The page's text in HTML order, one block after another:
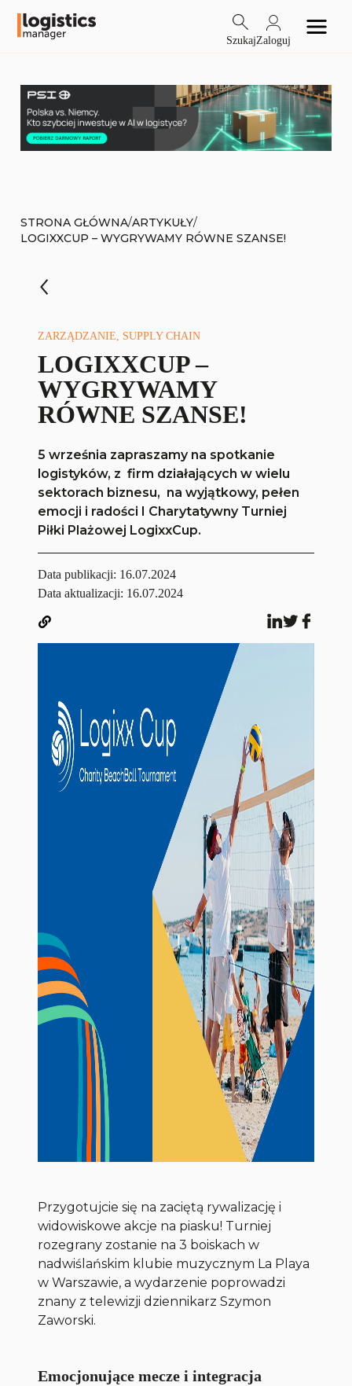
SzukajZaloguj
STRONA GŁÓWNA/ARTYKUŁY/
LOGIXXCUP – WYGRYWAMY RÓWNE SZANSE!
ZARZĄDZANIE, SUPPLY CHAIN
LOGIXXCUP –
WYGRYWAMY
RÓWNE SZANSE!
5 września zapraszamy na spotkanie
logistyków, z firm działających w wielu
sektorach biznesu, na wyjątkowy, pełen
emocji i radości I Charytatywny Turniej
Piłki Plażowej LogixxCup.
Data publikacji: 16.07.2024
Data aktualizacji: 16.07.2024
Przygotujcie się na zaciętą rywalizację i
widowiskowe akcje na piasku! Turniej
rozegrany zostanie na 3 boiskach w
nadwiślańskim klubie muzycznym La Playa
w Warszawie, a wydarzenie poprowadzi
znany z telewizji dziennikarz Szymon
Zaworski.
Emocjonujące mecze i integracja